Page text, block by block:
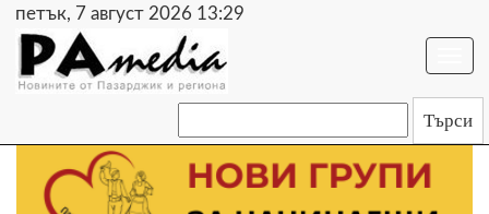
петък, 7 август 2026 13:29